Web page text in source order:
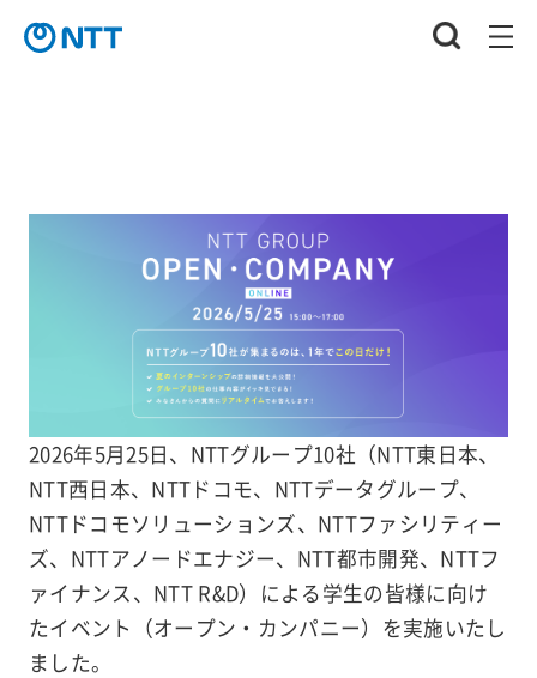
2026年5月25日、NTTグループ10社（NTT東日本、
NTT西日本、NTTドコモ、NTTデータグループ、
NTTドコモソリューションズ、NTTファシリティー
ズ、NTTアノードエナジー、NTT都市開発、NTTフ
ァイナンス、NTT R&D）による学生の皆様に向け
たイベント（オープン・カンパニー）を実施いたし
ました。